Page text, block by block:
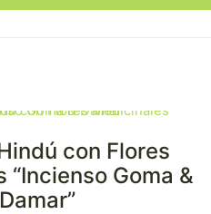
con Flores
“Incienso Goma &
Damar”